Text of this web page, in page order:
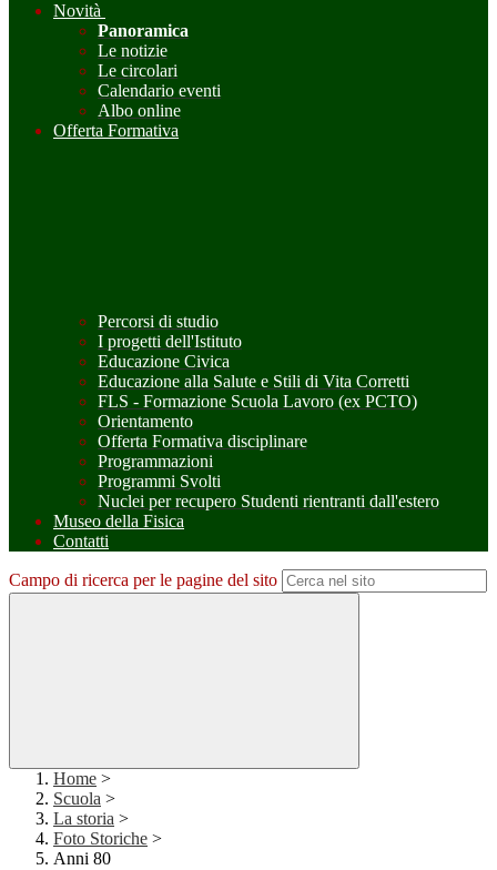
Novità
Panoramica
Le notizie
Le circolari
Calendario eventi
Albo online
Offerta Formativa
Percorsi di studio
I progetti dell'Istituto
Educazione Civica
Educazione alla Salute e Stili di Vita Corretti
FLS - Formazione Scuola Lavoro (ex PCTO)
Orientamento
Offerta Formativa disciplinare
Programmazioni
Programmi Svolti
Nuclei per recupero Studenti rientranti dall'estero
Museo della Fisica
Contatti
Campo di ricerca per le pagine del sito
Home >
Scuola >
La storia >
Foto Storiche >
Anni 80